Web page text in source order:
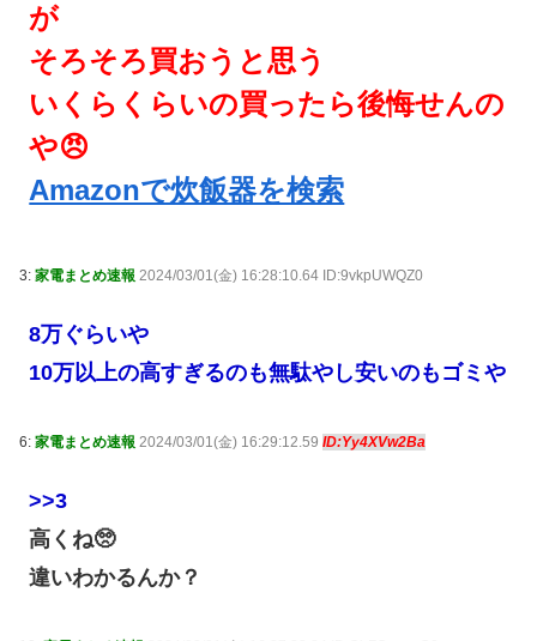
が
そろそろ買おうと思う
いくらくらいの買ったら後悔せんの
や😠
Amazonで炊飯器を検索
3: 家電まとめ速報 2024/03/01(金) 16:28:10.64 ID:9vkpUWQZ0
8万ぐらいや
10万以上の高すぎるのも無駄やし安いのもゴミや
6: 家電まとめ速報 2024/03/01(金) 16:29:12.59 ID:Yy4XVw2Ba
>>3
高くね🥺
違いわかるんか？